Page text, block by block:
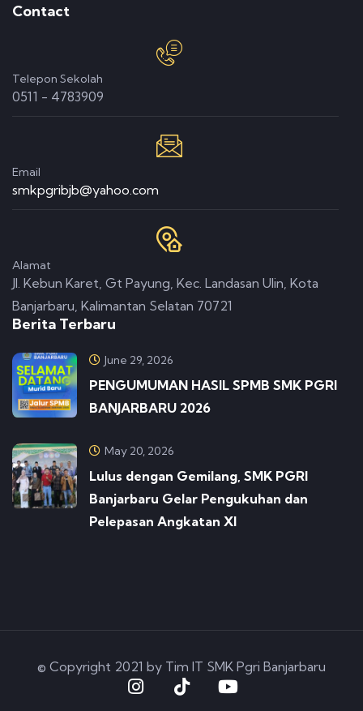
Contact
Telepon Sekolah
0511 - 4783909
Email
smkpgribjb@yahoo.com
Alamat
Jl. Kebun Karet, Gt Payung, Kec. Landasan Ulin, Kota
Banjarbaru, Kalimantan Selatan 70721
Berita Terbaru
June 29, 2026
PENGUMUMAN HASIL SPMB SMK PGRI
BANJARBARU 2026
May 20, 2026
Lulus dengan Gemilang, SMK PGRI
Banjarbaru Gelar Pengukuhan dan
Pelepasan Angkatan XI
© Copyright 2021 by Tim IT SMK Pgri Banjarbaru